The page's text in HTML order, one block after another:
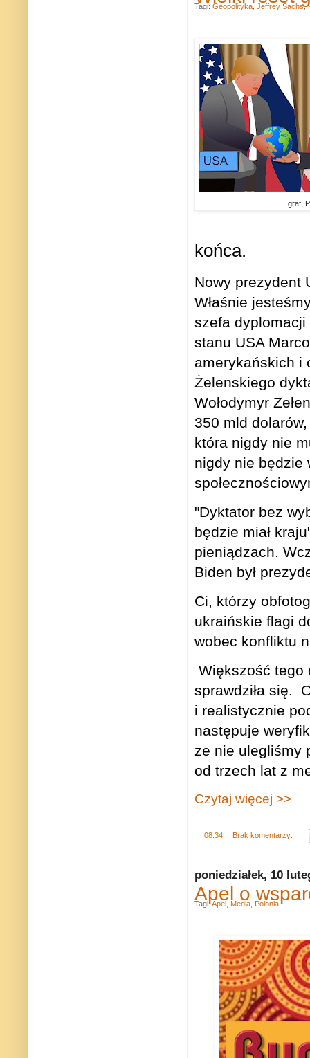
graf.
końca.
Nowy prezydent
Właśnie
szefa
stanu USA
amerykańskich i
Żelenskiego
Wołodymyr
350 mld
która nigdy nie
nigdy nie będzie
"Dyktator bez
będzie miał
pieniądzach.
Biden był
Ci, którzy
ukraińskie flagi
wobec konfliktu
Większość tego
sprawdziła się.
i realistycznie
następuje
ze nie ulegliśmy
od trzech lat z
Czytaj więcej >>
08:34 Brak komentarzy:
Tagi: Geopolityka Jeffrey Sachs,
poniedziałek, 10
Apel o
Tagi:Apel Media Polonia